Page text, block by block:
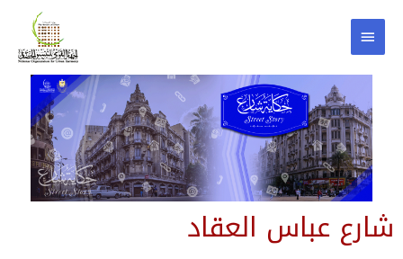
شارع عباس العقاد